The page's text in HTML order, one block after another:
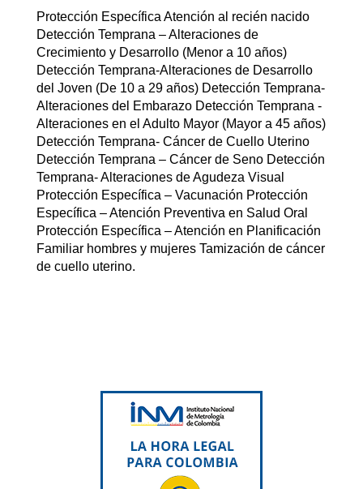
Protección Específica Atención al recién nacido
Detección Temprana – Alteraciones de
Crecimiento y Desarrollo (Menor a 10 años)
Detección Temprana-Alteraciones de Desarrollo
del Joven (De 10 a 29 años) Detección Temprana-
Alteraciones del Embarazo Detección Temprana -
Alteraciones en el Adulto Mayor (Mayor a 45 años)
Detección Temprana- Cáncer de Cuello Uterino
Detección Temprana – Cáncer de Seno Detección
Temprana- Alteraciones de Agudeza Visual
Protección Específica – Vacunación Protección
Específica – Atención Preventiva en Salud Oral
Protección Específica – Atención en Planificación
Familiar hombres y mujeres Tamización de cáncer
de cuello uterino.